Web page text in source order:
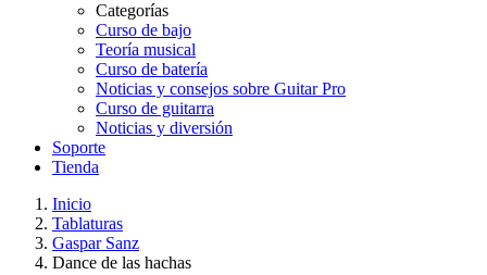
Categorías
Curso de bajo
Teoría musical
Curso de batería
Noticias y consejos sobre Guitar Pro
Curso de guitarra
Noticias y diversión
Soporte
Tienda
Inicio
Tablaturas
Gaspar Sanz
Dance de las hachas